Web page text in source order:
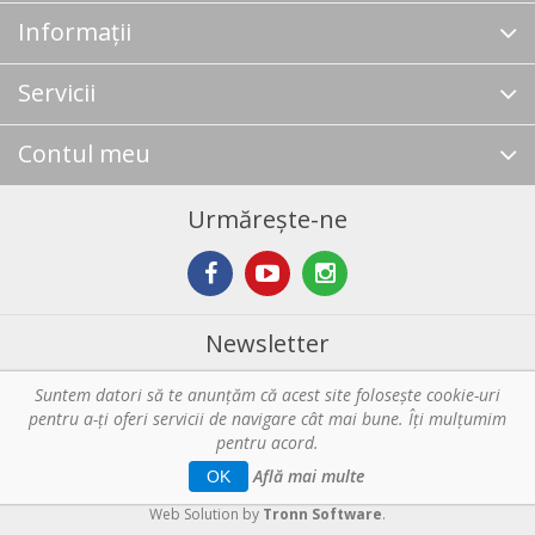
Informații
Servicii
Contul meu
Urmărește-ne
Newsletter
Abonare
Copyright © 2026 Horeca - Pentru profesionistii din bucatarie. Toate
drepturile rezervate.
Web Solution by Tronn Software.
Suntem datori să te anunţăm că acest site foloseşte cookie-uri
pentru a-ți oferi servicii de navigare cât mai bune. Îţi mulțumim
pentru acord.
OK Află mai multe